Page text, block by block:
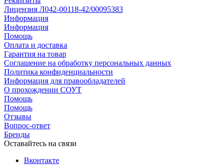
Лицензия Л042-00118-42/00095383
Информация
Информация
Помощь
Оплата и доставка
Гарантия на товар
Соглашение на обработку персональных данных
Политика конфиденциальности
Информация для правообладателей
О прохождении СОУТ
Помощь
Помощь
Отзывы
Вопрос-ответ
Бренды
Оставайтесь на связи
Вконтакте